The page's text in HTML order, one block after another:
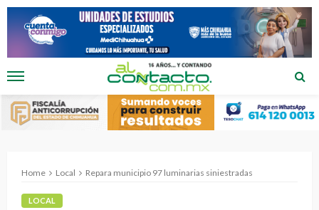
Home Local Repara municipio 97 luminarias siniestradas
LOCAL